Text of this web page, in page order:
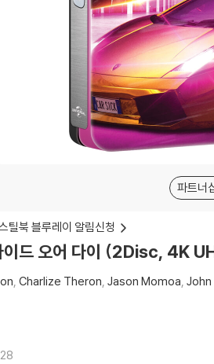
파트너
틸북 블루레이 알림신청
이드 오어 다이 (2Disc, 4K
Charlize Theron Jason Momoa John